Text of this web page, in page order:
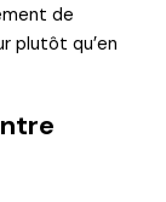
de
plutôt qu’en